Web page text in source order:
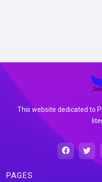
This website dedicated to
PAGES